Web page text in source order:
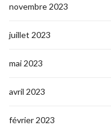
novembre 2023
juillet 2023
mai 2023
avril 2023
février 2023